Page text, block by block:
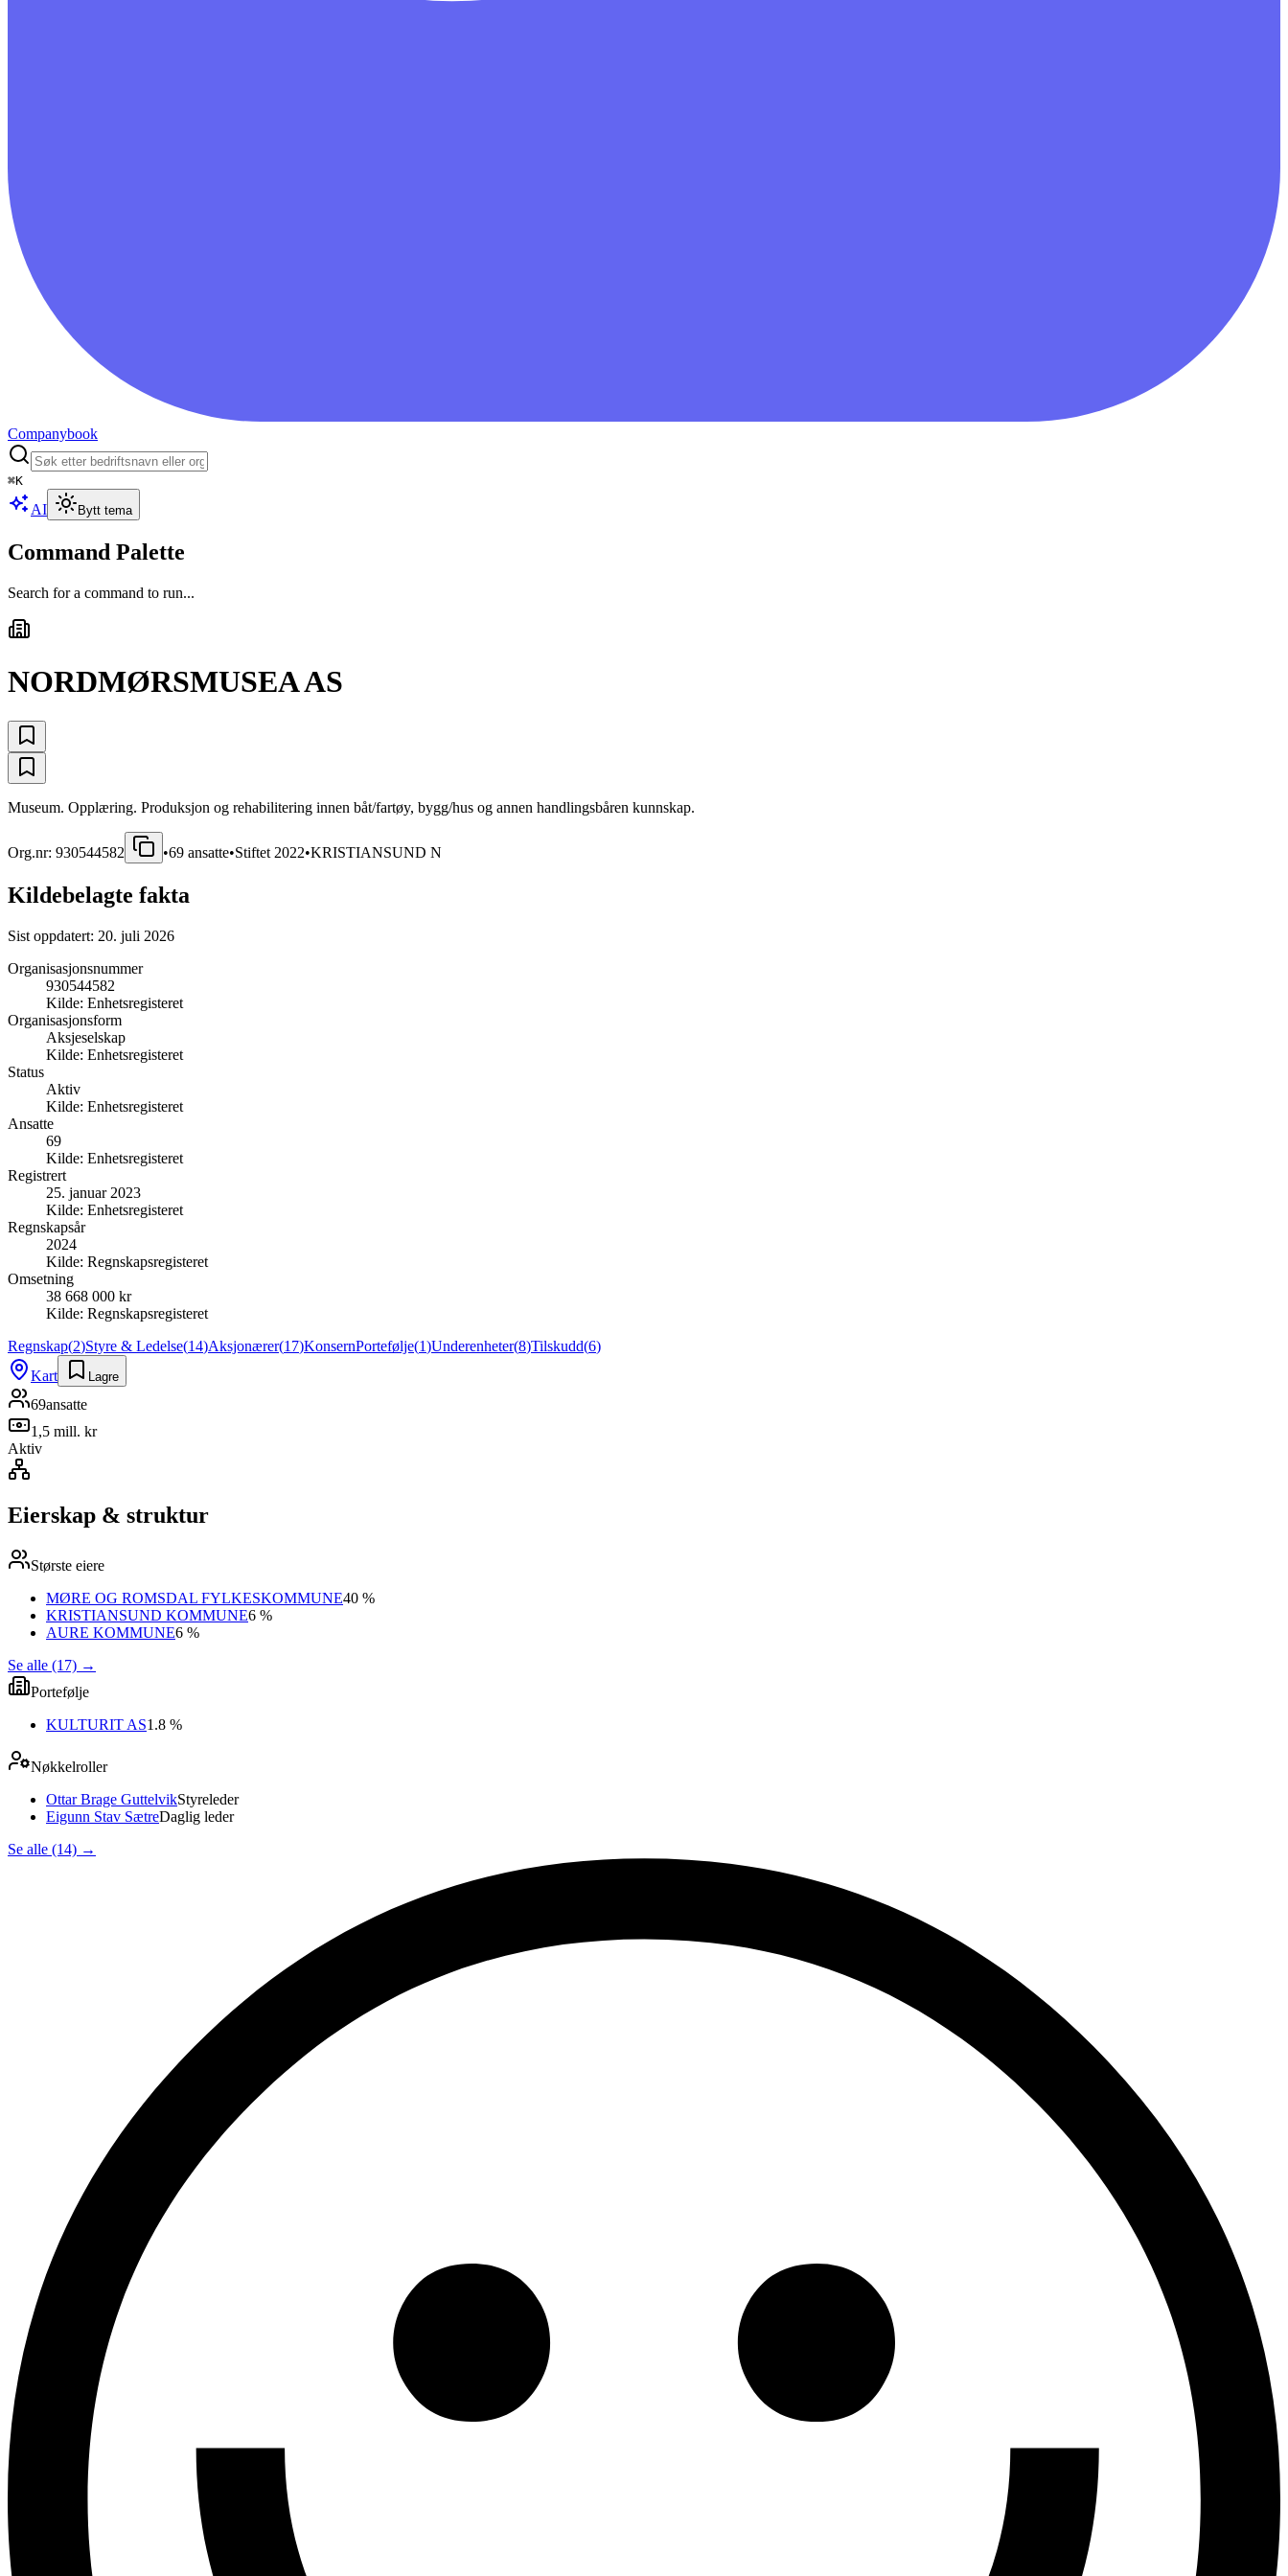
Companybook
⌘K
AI Bytt tema
Command Palette
Search for a command to run...
NORDMØRSMUSEA AS
Museum. Opplæring. Produksjon og rehabilitering innen båt/fartøy, bygg/hus og annen handlingsbåren kunnskap.
Org.nr: 930544582 •69 ansatte•Stiftet 2022•KRISTIANSUND N
Kildebelagte fakta
Sist oppdatert: 20. juli 2026
Organisasjonsnummer
930544582
Kilde: Enhetsregisteret
Organisasjonsform
Aksjeselskap
Kilde: Enhetsregisteret
Status
Aktiv
Kilde: Enhetsregisteret
Ansatte
69
Kilde: Enhetsregisteret
Registrert
25. januar 2023
Kilde: Enhetsregisteret
Regnskapsår
2024
Kilde: Regnskapsregisteret
Omsetning
38 668 000 kr
Kilde: Regnskapsregisteret
Regnskap(2)Styre & Ledelse(14)Aksjonærer(17)KonsernPortefølje(1)Underenheter(8)Tilskudd(6)
Kart
Lagre
69ansatte
1,5 mill. kr
Aktiv
Eierskap & struktur
Største eiere
MØRE OG ROMSDAL FYLKESKOMMUNE40 %
KRISTIANSUND KOMMUNE6 %
AURE KOMMUNE6 %
Se alle (17) →
Portefølje
KULTURIT AS1.8 %
Nøkkelroller
Ottar Brage GuttelvikStyreleder
Eigunn Stav SætreDaglig leder
Se alle (14) →